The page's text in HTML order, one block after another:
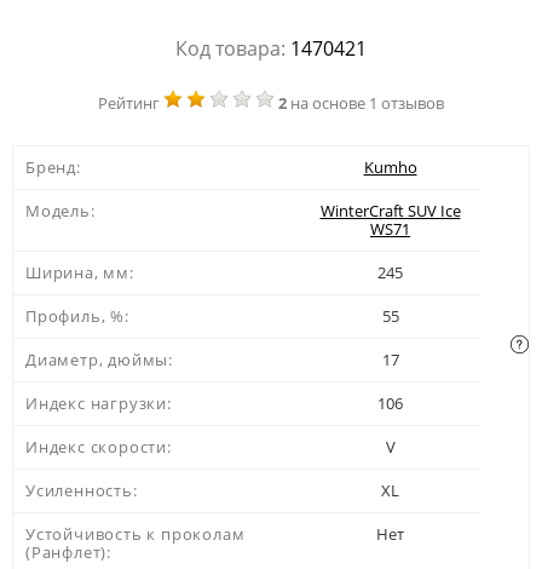
Код товара: 1470421
Рейтинг 2 на основе 1 отзывов
Бренд:
Kumho
Модель:
WinterCraft SUV Ice
WS71
Ширина, мм:
245
Профиль, %:
55
Диаметр, дюймы:
17
Индекс нагрузки:
106
Индекс скорости:
V
Усиленность:
XL
Устойчивость к проколам
(Ранфлет):
Нет